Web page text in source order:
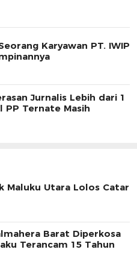
Karyawan PT. IWIP
Jurnalis Lebih dari 1
PP Ternate Masih
Maluku Utara Lolos Catar
Barat Diperkosa
Terancam 15 Tahun